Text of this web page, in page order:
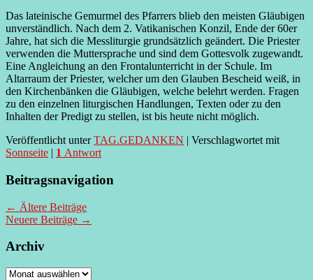
Das lateinische Gemurmel des Pfarrers blieb den meisten Gläubigen
unverständlich. Nach dem 2. Vatikanischen Konzil, Ende der 60er
Jahre, hat sich die Messliturgie grundsätzlich geändert. Die Priester
verwenden die Muttersprache und sind dem Gottesvolk zugewandt.
Eine Angleichung an den Frontalunterricht in der Schule. Im
Altarraum der Priester, welcher um den Glauben Bescheid weiß, in
den Kirchenbänken die Gläubigen, welche belehrt werden. Fragen
zu den einzelnen liturgischen Handlungen, Texten oder zu den
Inhalten der Predigt zu stellen, ist bis heute nicht möglich.
Veröffentlicht unter TAG.GEDANKEN | Verschlagwortet mit
Sonnseite | 1 Antwort
Beitragsnavigation
← Ältere Beiträge
Neuere Beiträge →
Archiv
Archiv